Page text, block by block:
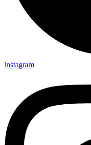
Instagram